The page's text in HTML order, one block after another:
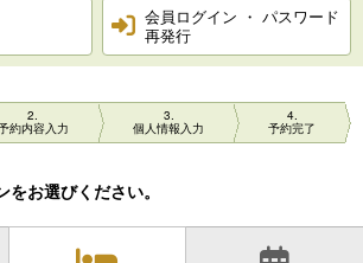
会員ログイン ・ パスワード
再発行
2
約内容入力
3
個人情報入力
4
予約完了
お選びください。